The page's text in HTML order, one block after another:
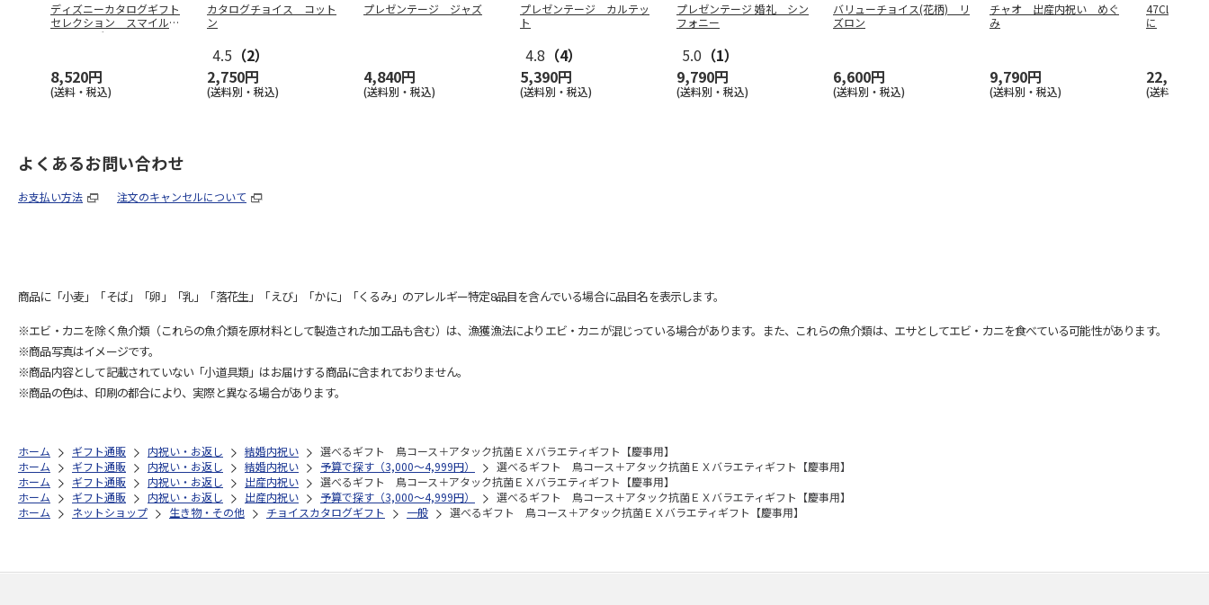
ディズニーカタログギフト
セレクション スマイル
コース＋バ
8,520円
(送料・税込)
カタログチョイス コット
ン
4.5 （2）
2,750円
(送料別・税込)
プレゼンテージ ジャズ
4,840円
(送料別・税込)
プレゼンテージ カルテッ
ト
4.8 （4）
5,390円
(送料別・税込)
プレゼンテージ 婚礼 シン
フォニー
5.0 （1）
9,790円
(送料別・税込)
バリューチョイス(花柄) リ
ズロン
6,600円
(送料別・税込)
チャオ 出産内祝い めぐ
み
9,790円
(送料別・税込)
に
22,000円
(送料別・税
よくあるお問い合わせ
お支払い方法 注文のキャンセルについて
商品に「小麦」「そば」「卵」「乳」「落花生」「えび」「かに」「くるみ」のアレルギー特定8品目を含んでいる場合に品目名を表示します。
※エビ・カニを除く魚介類（これらの魚介類を原材料として製造された加工品も含む）は、漁獲漁法によりエビ・カニが混じっている場合があります。また、これらの魚介類は、エサとしてエビ・カニを食べている可能性があります。
※商品写真はイメージです。
※商品内容として記載されていない「小道具類」はお届けする商品に含まれておりません。
※商品の色は、印刷の都合により、実際と異なる場合があります。
ホーム ギフト通販 内祝い・お返し 結婚内祝い
選べるギフト 鳥コース＋アタック抗菌ＥＸバラエティギフト【慶事用】
ホーム
ギフト通販 内祝い・お返し 結婚内祝い 予算で探す（3,000～4,999円）
選べるギフト 鳥コース＋アタック抗菌ＥＸバラエティギフト【慶事用】
ホーム
ギフト通販 内祝い・お返し 出産内祝い
選べるギフト 鳥コース＋アタック抗菌ＥＸバラエティギフト【慶事用】
ホーム
ギフト通販 内祝い・お返し 出産内祝い 予算で探す（3,000～4,999円）
選べるギフト 鳥コース＋アタック抗菌ＥＸバラエティギフト【慶事用】
ホーム
ネットショップ 生き物・その他 チョイスカタログギフト 一般 選べるギフト 鳥コース＋アタック抗菌ＥＸバラエティギフト【慶事用】